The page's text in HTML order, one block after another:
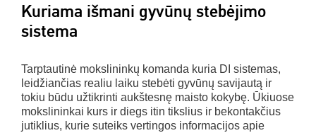
Kuriama išmani gyvūnų stebėjimo
sistema
Tarptautinė mokslininkų komanda kuria DI sistemas,
leidžiančias realiu laiku stebėti gyvūnų savijautą ir
tokiu būdu užtikrinti aukštesnę maisto kokybę. Ūkiuose
mokslininkai kurs ir diegs itin tikslius ir bekontakčius
jutiklius, kurie suteiks vertingos informacijos apie